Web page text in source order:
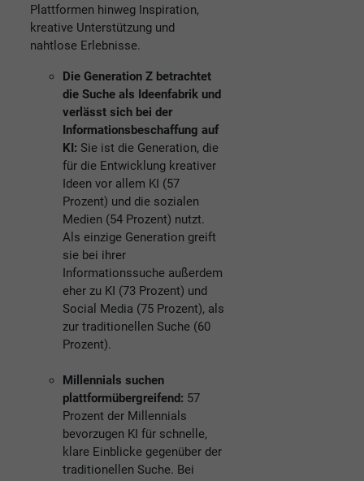
Plattformen hinweg Inspiration,
kreative Unterstützung und
nahtlose Erlebnisse.
Die Generation Z betrachtet
die Suche als Ideenfabrik und
verlässt sich bei der
Informationsbeschaffung auf
KI: Sie ist die Generation, die
für die Entwicklung kreativer
Ideen vor allem KI (57
Prozent) und die sozialen
Medien (54 Prozent) nutzt.
Als einzige Generation greift
sie bei ihrer
Informationssuche außerdem
eher zu KI (73 Prozent) und
Social Media (75 Prozent), als
zur traditionellen Suche (60
Prozent).
Millennials suchen
plattformübergreifend: 57
Prozent der Millennials
bevorzugen KI für schnelle,
klare Einblicke gegenüber der
traditionellen Suche. Bei